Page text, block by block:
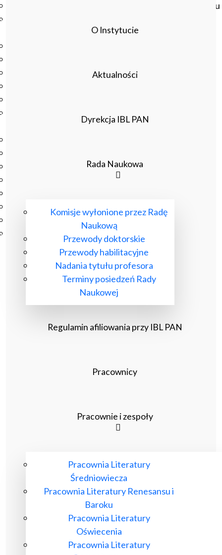
Czasopisma drukowane prenumerowane w 2026 roku
Biblioteka Pisarzy Staropolskich
Dla Pracowników IBL
Komunikaty Dyrekcji IBL
Pliki do pobrania
Inne akty wewnętrzne IBL
Poczta ibl.waw.pl
O Instytucie
Aktualności
Dyrekcja IBL PAN
Rada Naukowa
Komisje wyłonione przez Radę
Naukową
Przewody doktorskie
Przewody habilitacyjne
Nadania tytułu profesora
Terminy posiedzeń Rady
Naukowej
Regulamin afiliowania przy IBL PAN
Pracownicy
Pracownie i zespoły
Pracownia Literatury
Średniowiecza
Pracownia Literatury Renesansu i
Baroku
Pracownia Literatury
Oświecenia
Pracownia Literatury